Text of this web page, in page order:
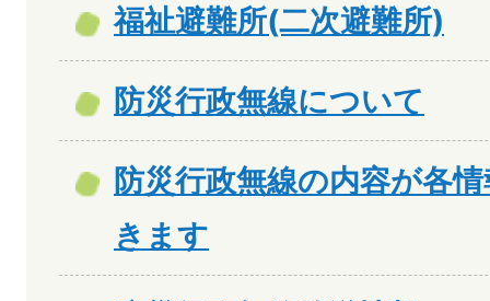
福祉避難所(二次避難所)
防災行政無線について
防災行政無線の内容が各
きます